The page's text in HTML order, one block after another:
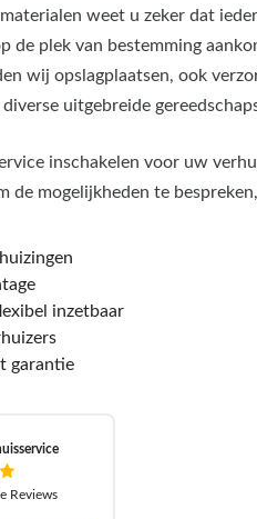
weet u zeker dat
de plek van bestemming
wij opslagplaatsen, ook
uitgebreide
inschakelen voor uw
de mogelijkheden te
inzetbaar
garantie
Reviews